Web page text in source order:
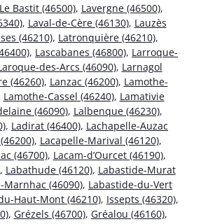
Le Bastit (46500), Lavergne (46500),
, Laval-de-Cère (46130), Lauzès
(46210), Latronquière (46210),
, Lascabanes (46800), Larroque-
des-Arcs (46090), Larnagol
(46260), Lanzac (46200), Lamothe-
Lamothe-Cassel (46240), Lamativie
(46090), Lalbenque (46230),
, Ladirat (46400), Lachapelle-Auzac
, Lacapelle-Marival (46120),
(46700), Lacam-d’Ourcet (46190),
, Labathude (46120), Labastide-Murat
Marnhac (46090), Labastide-du-Vert
Haut-Mont (46210), Issepts (46320),
, Grézels (46700), Gréalou (46160),